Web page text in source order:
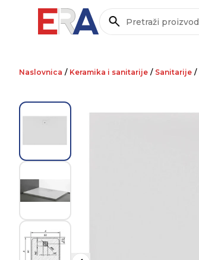
Pretraži
Naslovnica / Keramika i sanitarije / Sanitarije /